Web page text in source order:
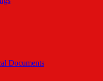
Documents